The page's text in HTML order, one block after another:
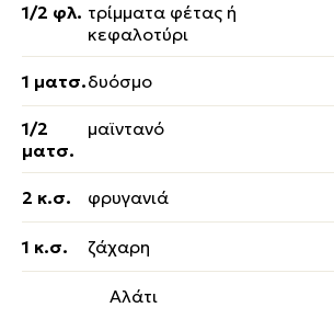
1/2 φλ. τρίμματα φέτας ή
κεφαλοτύρι
1 ματσ.δυόσμο
1/2
ματσ.
μαϊντανό
2 κ.σ. φρυγανιά
1 κ.σ. ζάχαρη
Αλάτι